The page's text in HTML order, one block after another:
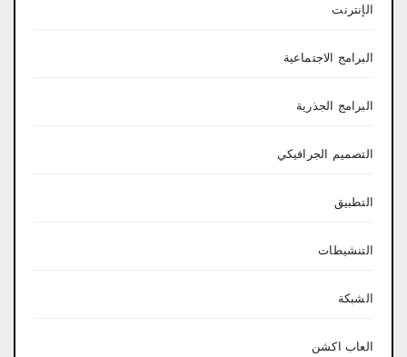
الإنترنت
البرامج الاجتماعية
البرامج الجذرية
التصميم الجرافيكي
التطبيق
التنشيطات
الشبكة
العاب اكشن